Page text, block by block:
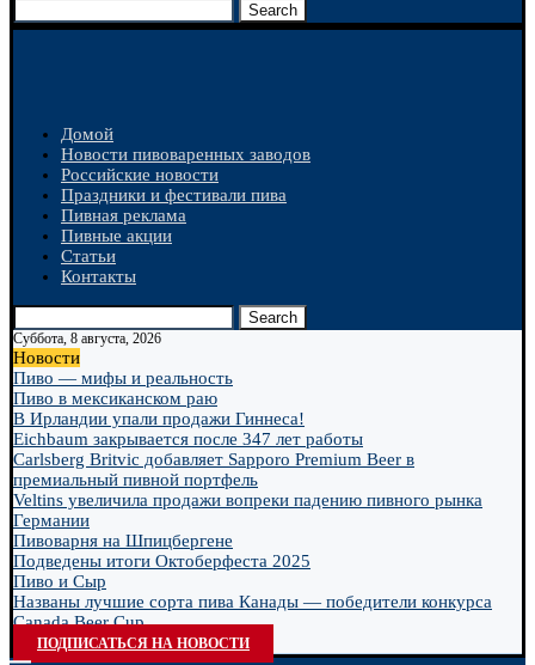
Search
Домой
Новости пивоваренных заводов
Российские новости
Праздники и фестивали пива
Пивная реклама
Пивные акции
Статьи
Контакты
Search
Суббота, 8 августа, 2026
Новости
Пиво — мифы и реальность
Пиво в мексиканском раю
В Ирландии упали продажи Гиннеса!
Eichbaum закрывается после 347 лет работы
Carlsberg Britvic добавляет Sapporo Premium Beer в
премиальный пивной портфель
Veltins увеличила продажи вопреки падению пивного рынка
Германии
Пивоварня на Шпицбергене
Подведены итоги Октоберфеста 2025
Пиво и Сыр
Названы лучшие сорта пива Канады — победители конкурса
Canada Beer Cup...
ПОДПИСАТЬСЯ НА НОВОСТИ